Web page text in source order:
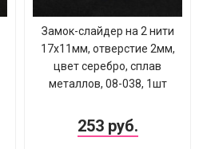
Замок-слайдер на 2 нити
17х11мм, отверстие 2мм,
цвет серебро, сплав
металлов, 08-038, 1шт
253 руб.